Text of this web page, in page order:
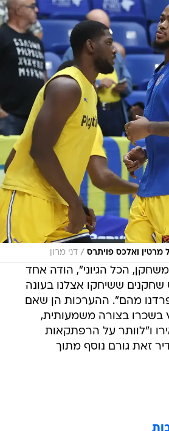
מרטין ואלכס פויתרס / דני מרון
הכל הגיוני", הודה אחד
שחקנים ששיחקו אצלנו בעונה
מהם". ההערכות הן שאם
בשכרו בצורה משמעותית,
ו"לוותר על הרפתקאות
זאת גורם נוסף מתוך